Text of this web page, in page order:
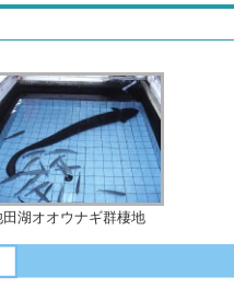
田湖オオウナギ群棲地